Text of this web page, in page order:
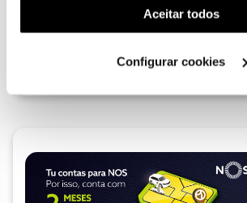
(cookies de publicidade personalizada).
utilização dos cookies clicando em "
Aceitar todos
Configurar cookies
A poupança que COMBINA